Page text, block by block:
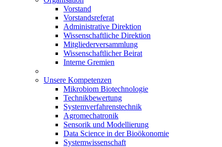
Vorstand
Vorstandsreferat
Administrative Direktion
Wissenschaftliche Direktion
Mitgliederversammlung
Wissenschaftlicher Beirat
Interne Gremien
Unsere Kompetenzen
Mikrobiom Biotechnologie
Technikbewertung
Systemverfahrenstechnik
Agromechatronik
Sensorik und Modellierung
Data Science in der Bioökonomie
Systemwissenschaft